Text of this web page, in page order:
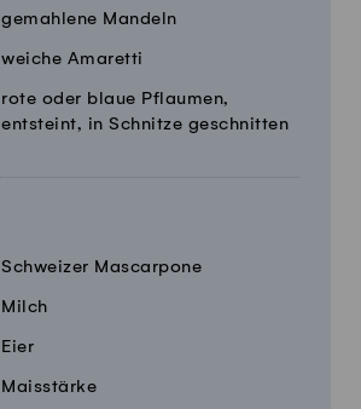
gemahlene Mandeln
weiche Amaretti
rote oder blaue Pflaumen,
entsteint, in Schnitze geschnitten
Schweizer Mascarpone
Milch
Eier
Maisstärke